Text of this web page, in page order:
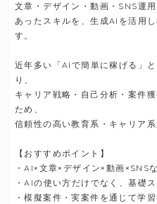
文章・デザイン・動画・SNS運
あったスキルを、生成AIを活用
す。
近年多い「AIで簡単に稼げる」
り、
キャリア戦略・自己分析・案件
ため、
信頼性の高い教育系・キャリア
【おすすめポイント】
・AI×文章×デザイン×動画×SNS
・AIの使い方だけでなく、基礎
・模擬案件・実案件を通じて学